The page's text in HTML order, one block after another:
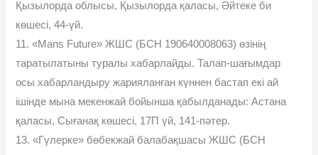
Қызылорда облысы, Қызылорда қаласы, Əйтеке би
көшесі, 44-үй.
11. «Mans Future» ЖШС (БСН 190640008063) өзінің
таратылатыны туралы хабарлайды. Талап-шағымдар
осы хабарландыру жарияланған күннен бастап екі ай
ішінде мына мекенжай бойынша қабылданады: Астана
қаласы, Сығанақ көшесі, 17П үй, 141-пəтер.
13. «Гүлерке» бөбекжай балабақшасы ЖШС (БСН